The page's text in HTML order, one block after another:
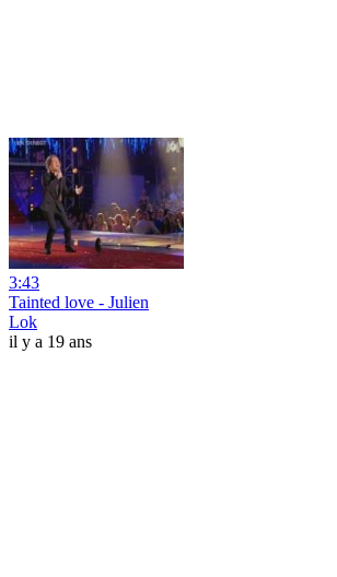
3:43
Tainted love - Julien
Lok
il y a 19 ans